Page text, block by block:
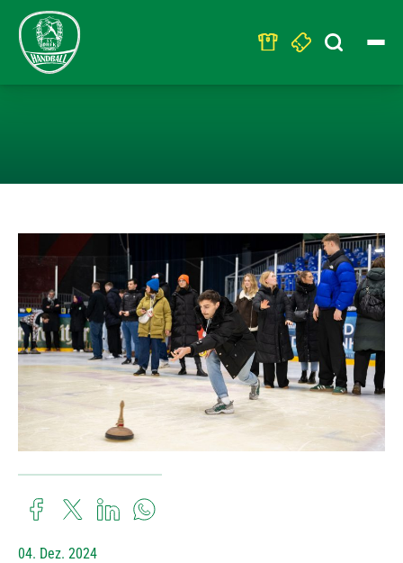
Search
for:
04. Dez. 2024